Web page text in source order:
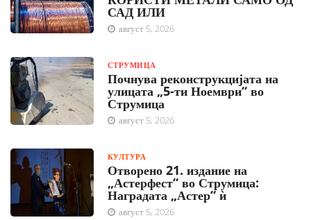
САД ИЛИ
август 5, 2026
СТРУМИЦА
Почнува реконструкцијата на
улицата „5-ти Ноември“ во
Струмица
август 5, 2026
КУЛТУРА
Отворено 21. издание на
„Астерфест“ во Струмица:
Наградата „Астер“ ѝ
август 5, 2026